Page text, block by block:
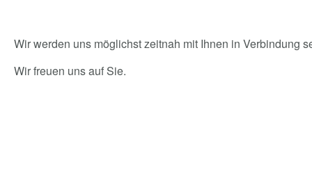
Wir werden uns möglichst zeitnah mit Ihnen in Verbindung
Wir freuen uns auf Sie.